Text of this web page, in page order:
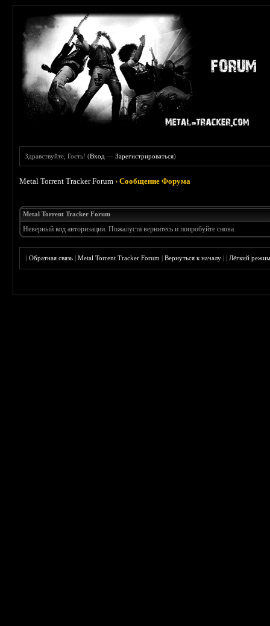
Здравствуйте, Гость! (Вход —Зарегистрироваться)
Metal Torrent Tracker Forum ›Сообщение Форума
Metal Torrent Tracker Forum
Неверный код авторизации. Пожалуста вернитесь и попробуйте снова.
|Обратная связь |Metal Torrent Tracker Forum |Вернуться к началу ||Лёгкий